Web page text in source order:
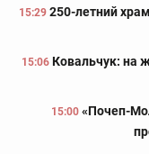
15:29 250-летний
15:06 Ковальчук: на
15:00 «Почеп-